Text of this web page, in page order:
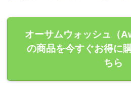
オーサムウォッシュ（
の商品を今すぐお得に
ちら